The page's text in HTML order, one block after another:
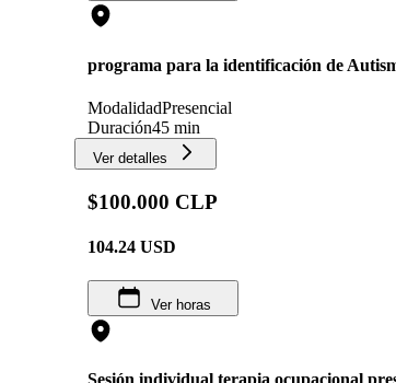
programa para la identificación de
ModalidadPresencial
Duración45 min
Ver detalles
$100.000 CLP
104.24 USD
Ver horas